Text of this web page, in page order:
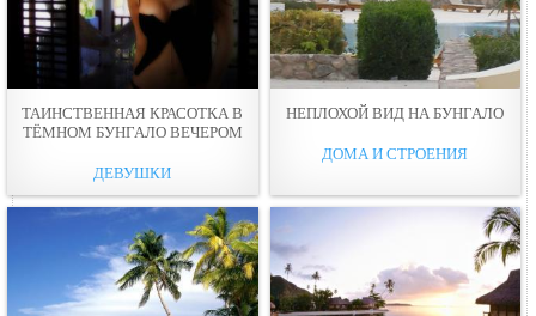
ТАИНСТВЕННАЯ КРАСОТКА В
ТЁМНОМ БУНГАЛО ВЕЧЕРОМ
ДЕВУШКИ
НЕПЛОХОЙ ВИД НА БУНГАЛО
ДОМА И СТРОЕНИЯ